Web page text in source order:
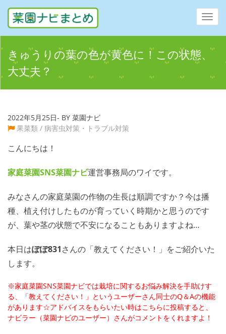
きゅうりの葉の色が黄色に！この状態、
大丈夫？
2022年5月25日- BY 菜園ナビ
果菜類 / 病害虫対策・トラブル対策
こんにちは！
家庭菜園SNS菜園ナビ運営事務局のワイです。
みなさんの家庭菜園の作物の生長は順調ですか？今は播
種、植え付けしたものが育っていく時期かと思うのです
が、葉や茎の状態で不安になることもありますよね…
本日はぽぽ831さんの「教えてください！」をご紹介いた
します。
※家庭菜園SNS菜園ナビでは栽培に関するお悩み解決を手助けす
る、「教えてください！」というユーザーさん同士のQ＆Aの機能
があります☆アドバイスをもらいたい時はこちらに投稿すると、
ナビラー（菜園ナビのユーザー）さんがコメントをくれますよ！